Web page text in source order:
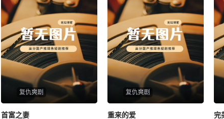
复仇爽剧
首富之妻
首富之妻
复仇爽剧
重来的爱
重来的爱
完